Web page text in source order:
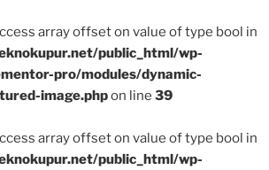
array offset on value of type bool in
public_html/wp-
pro/modules/dynamic-
image.phpon line 39
array offset on value of type bool in
public_html/wp-